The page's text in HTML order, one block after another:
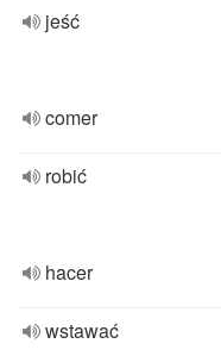
jeść
comer
robić
hacer
wstawać